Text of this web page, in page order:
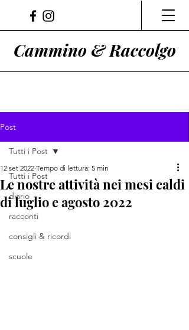
Cammino & Raccolgo
Post
Tutti i Post
diario
racconti
consigli & ricordi
scuole
Tutti i Post
Le nostre attività nei mesi caldi
di luglio e agosto 2022
12 set 2022 Tempo di lettura: 5 min